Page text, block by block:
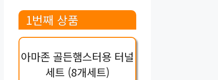
1번째 상품
아마존 골든햄스터용 터널
세트 (8개세트)